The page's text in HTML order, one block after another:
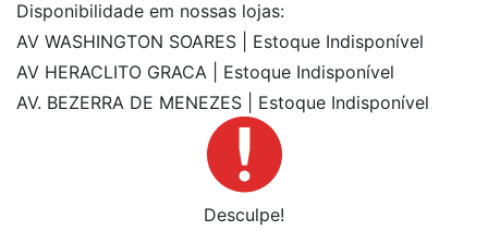
Disponibilidade em nossas lojas:
AV WASHINGTON SOARES | Estoque Indisponível
AV HERACLITO GRACA | Estoque Indisponível
AV. BEZERRA DE MENEZES | Estoque Indisponível
Desculpe!